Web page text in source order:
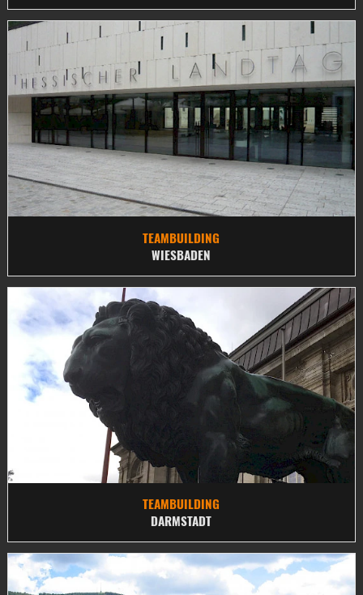
TEAMBUILDING
WIESBADEN
TEAMBUILDING
DARMSTADT